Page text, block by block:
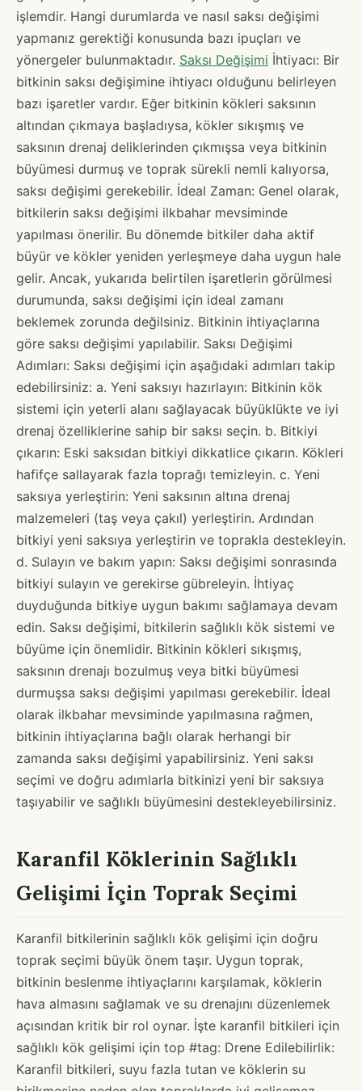
işlemdir. Hangi durumlarda ve nasıl saksı değişimi
yapmanız gerektiği konusunda bazı ipuçları ve
yönergeler bulunmaktadır. Saksı Değişimi İhtiyacı: Bir
bitkinin saksı değişimine ihtiyacı olduğunu belirleyen
bazı işaretler vardır. Eğer bitkinin kökleri saksının
altından çıkmaya başladıysa, kökler sıkışmış ve
saksının drenaj deliklerinden çıkmışsa veya bitkinin
büyümesi durmuş ve toprak sürekli nemli kalıyorsa,
saksı değişimi gerekebilir. İdeal Zaman: Genel olarak,
bitkilerin saksı değişimi ilkbahar mevsiminde
yapılması önerilir. Bu dönemde bitkiler daha aktif
büyür ve kökler yeniden yerleşmeye daha uygun hale
gelir. Ancak, yukarıda belirtilen işaretlerin görülmesi
durumunda, saksı değişimi için ideal zamanı
beklemek zorunda değilsiniz. Bitkinin ihtiyaçlarına
göre saksı değişimi yapılabilir. Saksı Değişimi
Adımları: Saksı değişimi için aşağıdaki adımları takip
edebilirsiniz: a. Yeni saksıyı hazırlayın: Bitkinin kök
sistemi için yeterli alanı sağlayacak büyüklükte ve iyi
drenaj özelliklerine sahip bir saksı seçin. b. Bitkiyi
çıkarın: Eski saksıdan bitkiyi dikkatlice çıkarın. Kökleri
hafifçe sallayarak fazla toprağı temizleyin. c. Yeni
saksıya yerleştirin: Yeni saksının altına drenaj
malzemeleri (taş veya çakıl) yerleştirin. Ardından
bitkiyi yeni saksıya yerleştirin ve toprakla destekleyin.
d. Sulayın ve bakım yapın: Saksı değişimi sonrasında
bitkiyi sulayın ve gerekirse gübreleyin. İhtiyaç
duyduğunda bitkiye uygun bakımı sağlamaya devam
edin. Saksı değişimi, bitkilerin sağlıklı kök sistemi ve
büyüme için önemlidir. Bitkinin kökleri sıkışmış,
saksının drenajı bozulmuş veya bitki büyümesi
durmuşsa saksı değişimi yapılması gerekebilir. İdeal
olarak ilkbahar mevsiminde yapılmasına rağmen,
bitkinin ihtiyaçlarına bağlı olarak herhangi bir
zamanda saksı değişimi yapabilirsiniz. Yeni saksı
seçimi ve doğru adımlarla bitkinizi yeni bir saksıya
taşıyabilir ve sağlıklı büyümesini destekleyebilirsiniz.
Karanfil Köklerinin Sağlıklı
Gelişimi İçin Toprak Seçimi
Karanfil bitkilerinin sağlıklı kök gelişimi için doğru
toprak seçimi büyük önem taşır. Uygun toprak,
bitkinin beslenme ihtiyaçlarını karşılamak, köklerin
hava almasını sağlamak ve su drenajını düzenlemek
açısından kritik bir rol oynar. İşte karanfil bitkileri için
sağlıklı kök gelişimi için top #tag: Drene Edilebilirlik:
Karanfil bitkileri, suyu fazla tutan ve köklerin su